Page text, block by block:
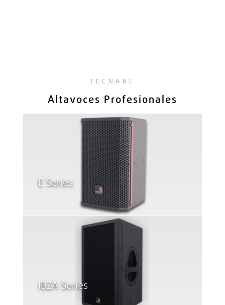
TECNARE
Altavoces Profesionales
E Series
IBZA Series